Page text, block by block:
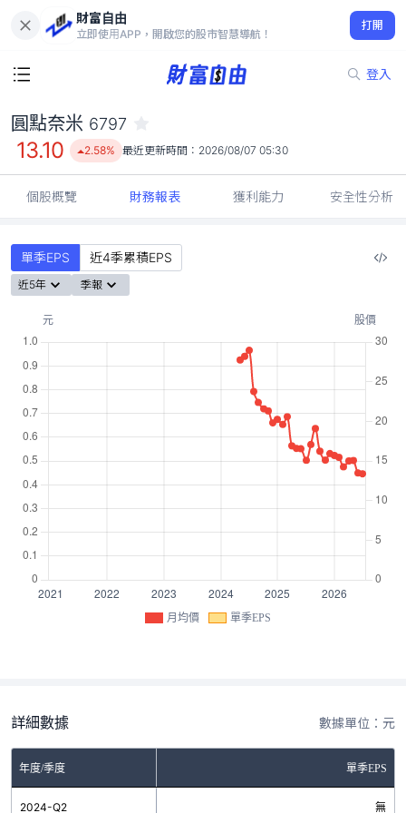
財富自由
立即使用APP，開啟您的股市智慧導航！
打開
登入
13.10
2.58%
圓點奈米 6797
13.10 2.58% 最近更新時間： 2026/08/07 05:30
個股概覽 財務報表 獲利能力 安全性分析
單季EPS 近4季累積EPS
近5年 季報
月均價 單季EPS
詳細數據 數據單位：元
年度/季度 單季EPS
2024-Q2 無